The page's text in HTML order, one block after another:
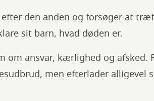
efter den anden og forsøger at
sit barn, hvad døden er.
om ansvar, kærlighed og
men efterlader alligevel